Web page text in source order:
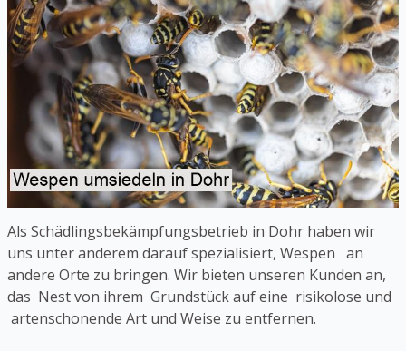
Als Schädlingsbekämpfungsbetrieb in Dohr haben wir
uns unter anderem darauf spezialisiert, Wespen an
andere Orte zu bringen. Wir bieten unseren Kunden an,
das Nest von ihrem Grundstück auf eine risikolose und
artenschonende Art und Weise zu entfernen.